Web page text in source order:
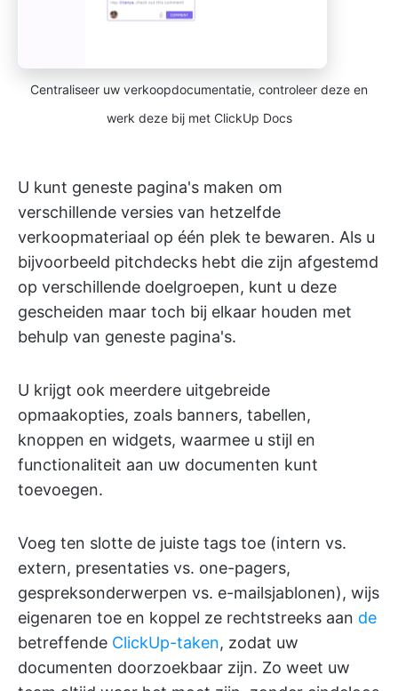
Centraliseer uw verkoopdocumentatie, controleer deze en
werk deze bij met ClickUp Docs
U kunt geneste pagina's maken om
verschillende versies van hetzelfde
verkoopmateriaal op één plek te bewaren. Als u
bijvoorbeeld pitchdecks hebt die zijn afgestemd
op verschillende doelgroepen, kunt u deze
gescheiden maar toch bij elkaar houden met
behulp van geneste pagina's.
U krijgt ook meerdere uitgebreide
opmaakopties, zoals banners, tabellen,
knoppen en widgets, waarmee u stijl en
functionaliteit aan uw documenten kunt
toevoegen.
Voeg ten slotte de juiste tags toe (intern vs.
extern, presentaties vs. one-pagers,
gespreksonderwerpen vs. e-mailsjablonen), wijs
eigenaren toe en koppel ze rechtstreeks aan de
betreffende ClickUp-taken, zodat uw
documenten doorzoekbaar zijn. Zo weet uw